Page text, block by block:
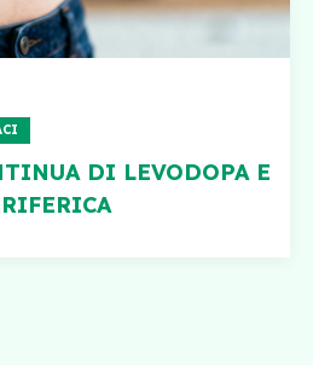
DI LEVODOPA E